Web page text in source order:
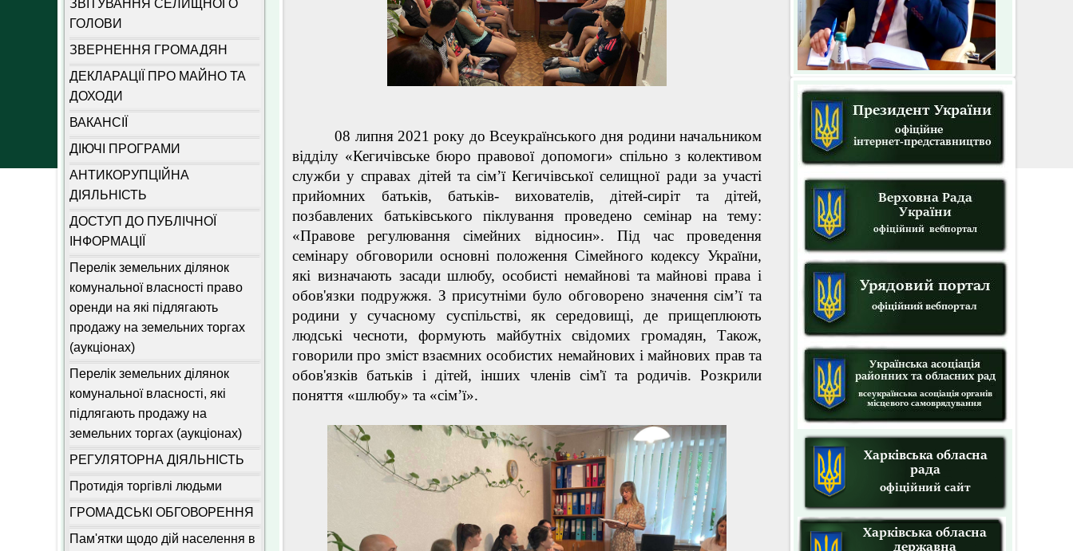
ЗВІТУВАННЯ СЕЛИЩНОГО
ГОЛОВИ
ЗВЕРНЕННЯ ГРОМАДЯН
ДЕКЛАРАЦІЇ ПРО МАЙНО ТА
ДОХОДИ
ВАКАНСІЇ
ДІЮЧІ ПРОГРАМИ
АНТИКОРУПЦІЙНА
ДІЯЛЬНІСТЬ
ДОСТУП ДО ПУБЛІЧНОЇ
ІНФОРМАЦІЇ
Перелік земельних ділянок
комунальної власності право
оренди на які підлягають
продажу на земельних торгах
(аукціонах)
Перелік земельних ділянок
комунальної власності, які
підлягають продажу на
земельних торгах (аукціонах)
РЕГУЛЯТОРНА ДІЯЛЬНІСТЬ
Протидія торгівлі людьми
ГРОМАДСЬКІ ОБГОВОРЕННЯ
Пам'ятки щодо дій населення в
08 липня 2021 року до Всеукраїнського дня родини начальником
відділу «Кегичівське бюро правової допомоги» спільно з колективом
служби у справах дітей та сім’ї Кегичівської селищної ради за участі
прийомних батьків, батьків- вихователів, дітей-сиріт та дітей,
позбавлених батьківського піклування проведено семінар на тему:
«Правове регулювання сімейних відносин». Під час проведення
семінару обговорили основні положення Сімейного кодексу України,
які визначають засади шлюбу, особисті немайнові та майнові права і
обов'язки подружжя. З присутніми було обговорено значення сім’ї та
родини у сучасному суспільстві, як середовищі, де прищеплюють
людські чесноти, формують майбутніх свідомих громадян, Також,
говорили про зміст взаємних особистих немайнових і майнових прав та
обов'язків батьків і дітей, інших членів сім'ї та родичів. Розкрили
поняття «шлюбу» та «сім’ї».